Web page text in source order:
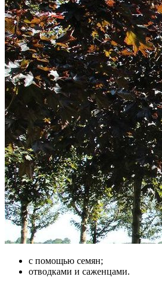
с помощью семян;
отводками и саженцами.